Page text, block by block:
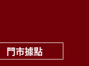
門市據點